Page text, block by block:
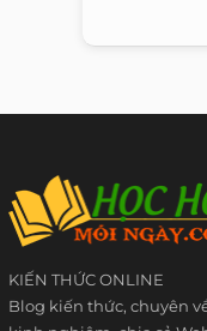
KIẾN THỨC ONLINE
Blog kiến thức, chuyên